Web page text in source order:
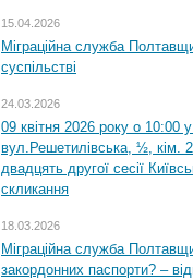
15.04.2026
Міграційна служба
суспільстві
24.03.2026
09 квітня 2026 року о 10:00
вул.Решетилівська, ½, кім.
двадцять другої сесії
скликання
18.03.2026
Міграційна служба
закордонних паспорти? –